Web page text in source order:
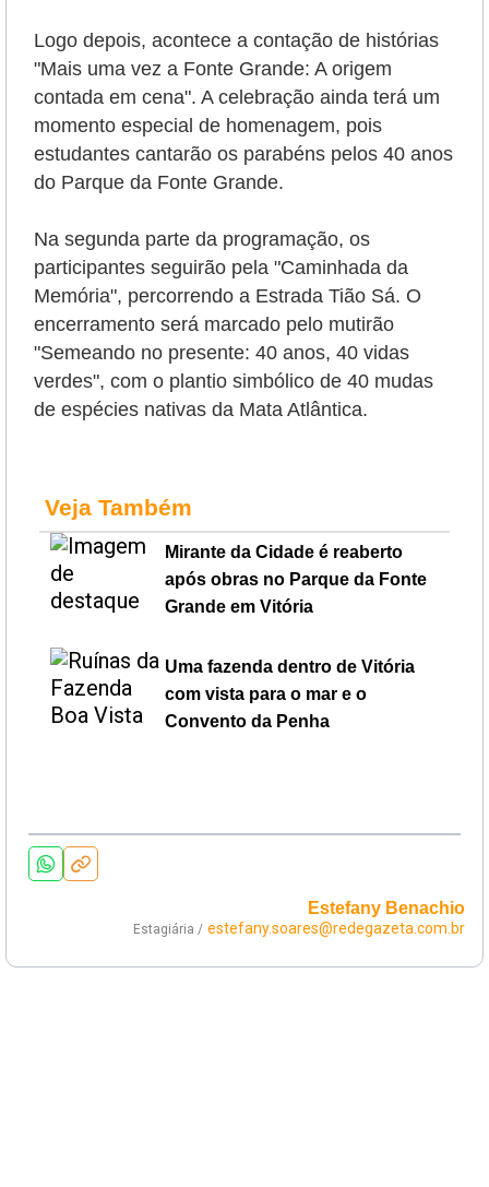
Logo depois, acontece a contação de histórias
"Mais uma vez a Fonte Grande: A origem
contada em cena". A celebração ainda terá um
momento especial de homenagem, pois
estudantes cantarão os parabéns pelos 40 anos
do Parque da Fonte Grande.
Na segunda parte da programação, os
participantes seguirão pela "Caminhada da
Memória", percorrendo a Estrada Tião Sá. O
encerramento será marcado pelo mutirão
"Semeando no presente: 40 anos, 40 vidas
verdes", com o plantio simbólico de 40 mudas
de espécies nativas da Mata Atlântica.
Veja Também
Mirante da Cidade é reaberto
após obras no Parque da Fonte
Grande em Vitória
Uma fazenda dentro de Vitória
com vista para o mar e o
Convento da Penha
Estefany Benachio
Estagiária / estefany.soares@redegazeta.com.br